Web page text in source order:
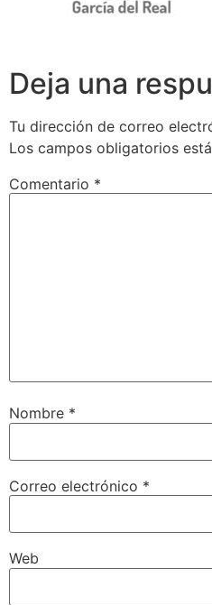
Deja una
Tu dirección de correo
Los campos obligatorios
Comentario *
Nombre *
Correo electrónico *
Web